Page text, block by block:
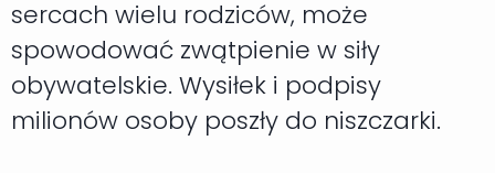
sercach wielu rodziców, może
spowodować zwątpienie w siły
obywatelskie. Wysiłek i podpisy
milionów osoby poszły do niszczarki.